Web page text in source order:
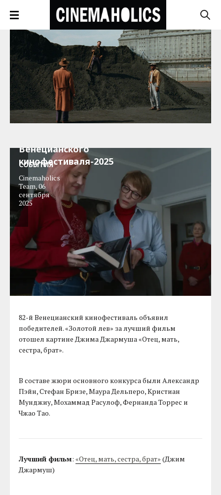
Венецианского
кинофестиваля-2025
Cinemaholics
Team,06
сентября
2025
СОБЫТИЯ
82-й Венецианский кинофестиваль объявил
победителей. «Золотой лев» за лучший фильм
отошел картине Джима Джармуша «Отец, мать,
сестра, брат».
В составе жюри основного конкурса были Александр
Пэйн, Стефан Бризе, Маура Дельперо, Кристиан
Мунджиу, Мохаммад Расулоф, Фернанда Торрес и
Чжао Тао.
Лучший фильм:«Отец, мать, сестра, брат» (Джим
Джармуш)